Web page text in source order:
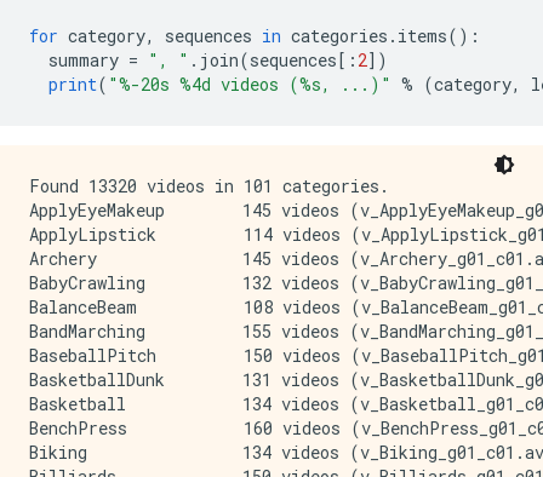
for category, sequences in categories . items():
summary = ", " . join(sequences[: 2])
print( "%-20s %4d videos (%s, ...)" % (category,
Found 13320 videos in 101 categories.
ApplyEyeMakeup        145 videos
ApplyLipstick         114 videos
Archery               145 videos
BabyCrawling          132 videos
BalanceBeam           108 videos
BandMarching          155 videos
BaseballPitch         150 videos
BasketballDunk        131 videos
Basketball            134 videos
BenchPress            160 videos
Biking                134 videos